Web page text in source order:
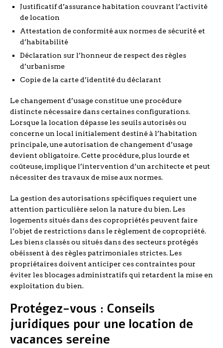
Justificatif d’assurance habitation couvrant l’activité
de location
Attestation de conformité aux normes de sécurité et
d’habitabilité
Déclaration sur l’honneur de respect des règles
d’urbanisme
Copie de la carte d’identité du déclarant
Le changement d’usage constitue une procédure
distincte nécessaire dans certaines configurations.
Lorsque la location dépasse les seuils autorisés ou
concerne un local initialement destiné à l’habitation
principale, une autorisation de changement d’usage
devient obligatoire. Cette procédure, plus lourde et
coûteuse, implique l’intervention d’un architecte et peut
nécessiter des travaux de mise aux normes.
La gestion des autorisations spécifiques requiert une
attention particulière selon la nature du bien. Les
logements situés dans des copropriétés peuvent faire
l’objet de restrictions dans le règlement de copropriété.
Les biens classés ou situés dans des secteurs protégés
obéissent à des règles patrimoniales strictes. Les
propriétaires doivent anticiper ces contraintes pour
éviter les blocages administratifs qui retardent la mise en
exploitation du bien.
Protégez-vous : Conseils
juridiques pour une location de
vacances sereine